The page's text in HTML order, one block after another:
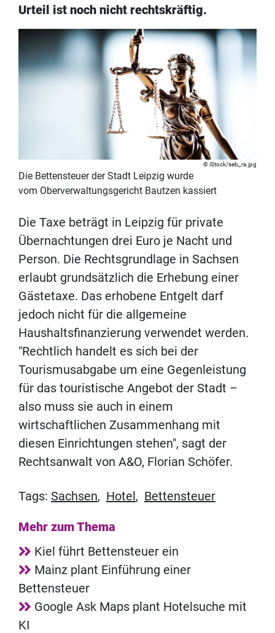
Urteil ist noch nicht rechtskräftig.
iStock/seb_ra.jpg
Die Bettensteuer der Stadt Leipzig wurde
vom Oberverwaltungsgericht Bautzen kassiert
Die Taxe beträgt in Leipzig für private
Übernachtungen drei Euro je Nacht und
Person. Die Rechtsgrundlage in Sachsen
erlaubt grundsätzlich die Erhebung einer
Gästetaxe. Das erhobene Entgelt darf
jedoch nicht für die allgemeine
Haushaltsfinanzierung verwendet werden.
"Rechtlich handelt es sich bei der
Tourismusabgabe um eine Gegenleistung
für das touristische Angebot der Stadt –
also muss sie auch in einem
wirtschaftlichen Zusammenhang mit
diesen Einrichtungen stehen", sagt der
Rechtsanwalt von A&O, Florian Schöfer.
Tags: Sachsen, Hotel, Bettensteuer
Mehr zum Thema
Kiel führt Bettensteuer ein
Mainz plant Einführung einer
Bettensteuer
Google Ask Maps plant Hotelsuche mit
KI